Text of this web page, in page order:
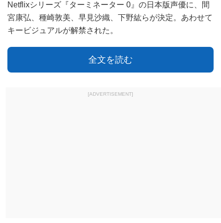
Netflixシリーズ『ターミネーター 0』の日本版声優に、間
宮康弘、種崎敦美、早見沙織、下野紘らが決定。あわせて
キービジュアルが解禁された。
全文を読む
[ADVERTISEMENT]